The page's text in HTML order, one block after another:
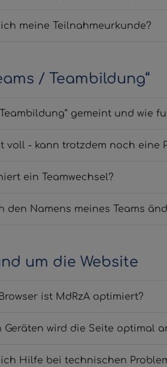
meine Teilnahmeurkunde?
/ Teambildung“
gemeint und wie
voll - kann trotzdem noch eine
ein Teamwechsel?
den Namens meines Teams
um die Website
ist MdRzA optimiert?
Geräten wird die Seite optimal
Hilfe bei technischen